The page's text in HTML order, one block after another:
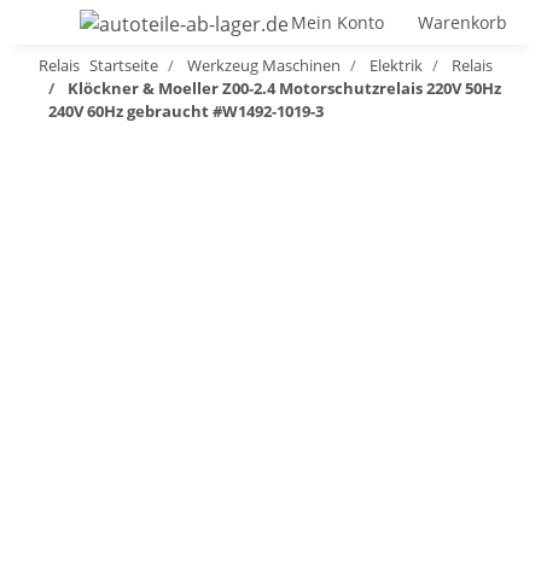
Mein Konto Warenkorb
Relais Startseite Werkzeug Maschinen Elektrik
Relais
Klöckner & Moeller Z00-2.4 Motorschutzrelais 220V 50Hz
240V 60Hz gebraucht #W1492-1019-3